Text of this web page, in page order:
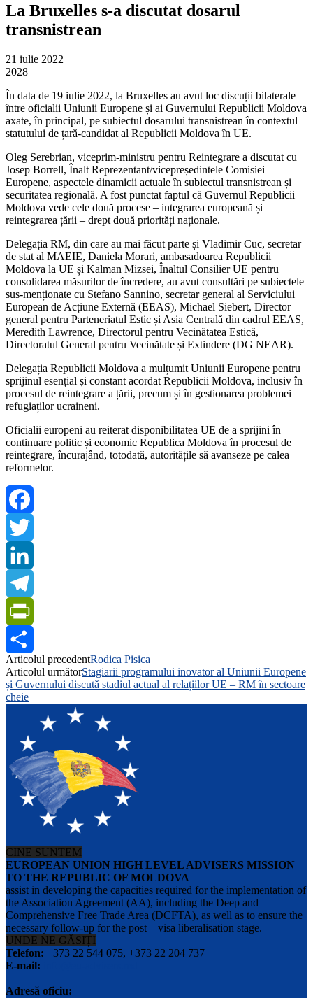
La Bruxelles s-a discutat dosarul
transnistrean
21 iulie 2022
2028
În data de 19 iulie 2022, la Bruxelles au avut loc discuții bilaterale
între oficialii Uniunii Europene și ai Guvernului Republicii Moldova
axate, în principal, pe subiectul dosarului transnistrean în contextul
statutului de țară-candidat al Republicii Moldova în UE.
Oleg Serebrian, viceprim-ministru pentru Reintegrare a discutat cu
Josep Borrell, Înalt Reprezentant/vicepreședintele Comisiei
Europene, aspectele dinamicii actuale în subiectul transnistrean și
securitatea regională. A fost punctat faptul că Guvernul Republicii
Moldova vede cele două procese – integrarea europeană și
reintegrarea țării – drept două priorități naționale.
Delegația RM, din care au mai făcut parte și Vladimir Cuc, secretar
de stat al MAEIE, Daniela Morari, ambasadoarea Republicii
Moldova la UE și Kalman Mizsei, Înaltul Consilier UE pentru
consolidarea măsurilor de încredere, au avut consultări pe subiectele
sus-menționate cu Stefano Sannino, secretar general al Serviciului
European de Acțiune Externă (EEAS), Michael Siebert, Director
general pentru Parteneriatul Estic și Asia Centrală din cadrul EEAS,
Meredith Lawrence, Directorul pentru Vecinătatea Estică,
Directoratul General pentru Vecinătate și Extindere (DG NEAR).
Delegația Republicii Moldova a mulțumit Uniunii Europene pentru
sprijinul esențial și constant acordat Republicii Moldova, inclusiv în
procesul de reintegrare a țării, precum și în gestionarea problemei
refugiaților ucraineni.
Oficialii europeni au reiterat disponibilitatea UE de a sprijini în
continuare politic și economic Republica Moldova în procesul de
reintegrare, încurajând, totodată, autoritățile să avanseze pe calea
reformelor.
Facebook
Twitter
LinkedIn
Telegram
PrintFriendly
Share
Articolul precedentRodica Pisica
Articolul următorStagiarii programului inovator al Uniunii Europene
și Guvernului discută stadiul actual al relațiilor UE – RM în sectoare
cheie
CINE SUNTEM
EUROPEAN UNION HIGH LEVEL ADVISERS MISSION
TO THE REPUBLIC OF MOLDOVA
assist in developing the capacities required for the implementation of
the Association Agreement (AA), including the Deep and
Comprehensive Free Trade Area (DCFTA), as well as to ensure the
necessary follow-up for the post – visa liberalisation stage.
UNDE NE GĂSIȚI
Telefon: +373 22 544 075, +373 22 204 737
E-mail:
Adresă oficiu: